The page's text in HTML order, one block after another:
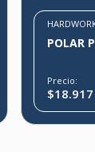
POLAR
Precio:
$18.917